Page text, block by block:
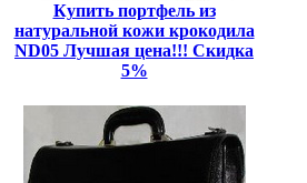
Купить портфель из
натуральной кожи крокодила
ND05 Лучшая цена!!! Скидка
5%